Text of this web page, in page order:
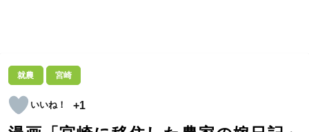
就農 宮崎
+1